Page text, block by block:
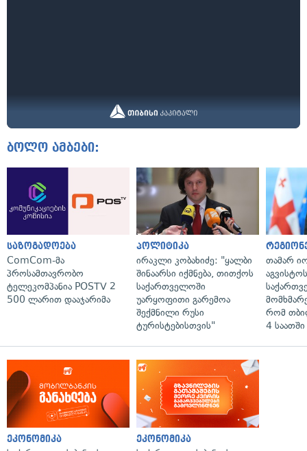
ბოლო ამბები:
საზოგადოება
ComCom-მა
პროსამთავრობო
ტელეკომპანია POSTV 2
500 ლარით დააჯარიმა
პოლიტიკა
ირაკლი კობახიძე: "ყალბი
შინაარსი იქმნება, თითქოს
საქართველოში
უარყოფითი გარემოა
შექმნილი რუსი
ტურისტებისთვის"
თამარ
რომ
4
ეკონომიკა ეკონომიკა